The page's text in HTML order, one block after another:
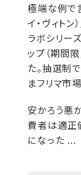
極端な例で
イ・ヴィトン
ラボシリー
ップ（期間
た。抽選制
まフリマ市
安かろう悪
費者は適正
になった ...